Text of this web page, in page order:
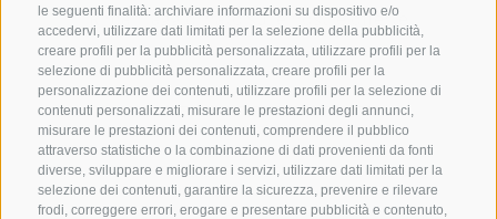
le seguenti finalità: archiviare informazioni su dispositivo e/o
accedervi, utilizzare dati limitati per la selezione della pubblicità,
creare profili per la pubblicità personalizzata, utilizzare profili per la
selezione di pubblicità personalizzata, creare profili per la
personalizzazione dei contenuti, utilizzare profili per la selezione di
contenuti personalizzati, misurare le prestazioni degli annunci,
misurare le prestazioni dei contenuti, comprendere il pubblico
attraverso statistiche o la combinazione di dati provenienti da fonti
diverse, sviluppare e migliorare i servizi, utilizzare dati limitati per la
selezione dei contenuti, garantire la sicurezza, prevenire e rilevare
frodi, correggere errori, erogare e presentare pubblicità e contenuto,
Rimani aggiornato sulle nostre offerte
Registrati